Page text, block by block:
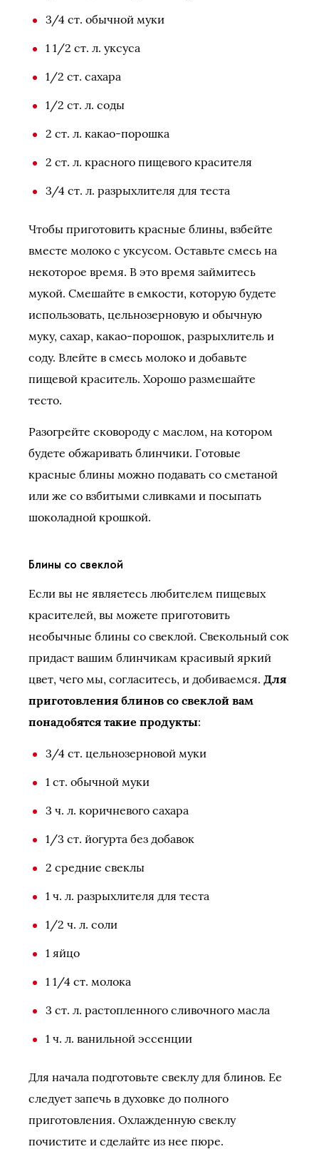
3/4 ст. обычной муки
1 1/2 ст. л. уксуса
1/2 ст. сахара
1/2 ст. л. соды
2 ст. л. какао-порошка
2 ст. л. красного пищевого красителя
3/4 ст. л. разрыхлителя для теста
Чтобы приготовить красные блины, взбейте
вместе молоко с уксусом. Оставьте смесь на
некоторое время. В это время займитесь
мукой. Смешайте в емкости, которую будете
использовать, цельнозерновую и обычную
муку, сахар, какао-порошок, разрыхлитель и
соду. Влейте в смесь молоко и добавьте
пищевой краситель. Хорошо размешайте
тесто.
Разогрейте сковороду с маслом, на котором
будете обжаривать блинчики. Готовые
красные блины можно подавать со сметаной
или же со взбитыми сливками и посыпать
шоколадной крошкой.
Блины со свеклой
Если вы не являетесь любителем пищевых
красителей, вы можете приготовить
необычные блины со свеклой. Свекольный сок
придаст вашим блинчикам красивый яркий
цвет, чего мы, согласитесь, и добиваемся. Для
приготовления блинов со свеклой вам
понадобятся такие продукты:
3/4 ст. цельнозерновой муки
1 ст. обычной муки
3 ч. л. коричневого сахара
1/3 ст. йогурта без добавок
2 средние свеклы
1 ч. л. разрыхлителя для теста
1/2 ч. л. соли
1 яйцо
1 1/4 ст. молока
3 ст. л. растопленного сливочного масла
1 ч. л. ванильной эссенции
Для начала подготовьте свеклу для блинов. Ее
следует запечь в духовке до полного
приготовления. Охлажденную свеклу
почистите и сделайте из нее пюре.